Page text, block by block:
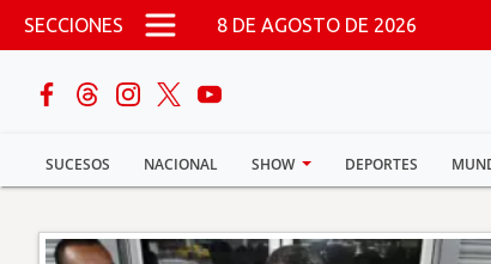
Pasar al contenido principal
SECCIONES 8 DE AGOSTO DE 2026
SUCESOS NACIONAL SHOW DEPORTES
buscar
Sucesos
Nacional